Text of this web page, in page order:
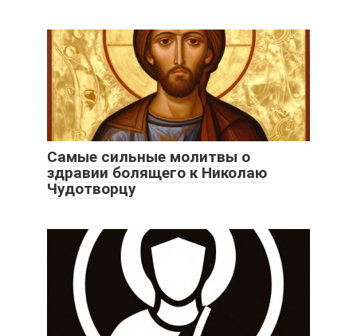
Самые сильные молитвы о
здравии болящего к Николаю
Чудотворцу